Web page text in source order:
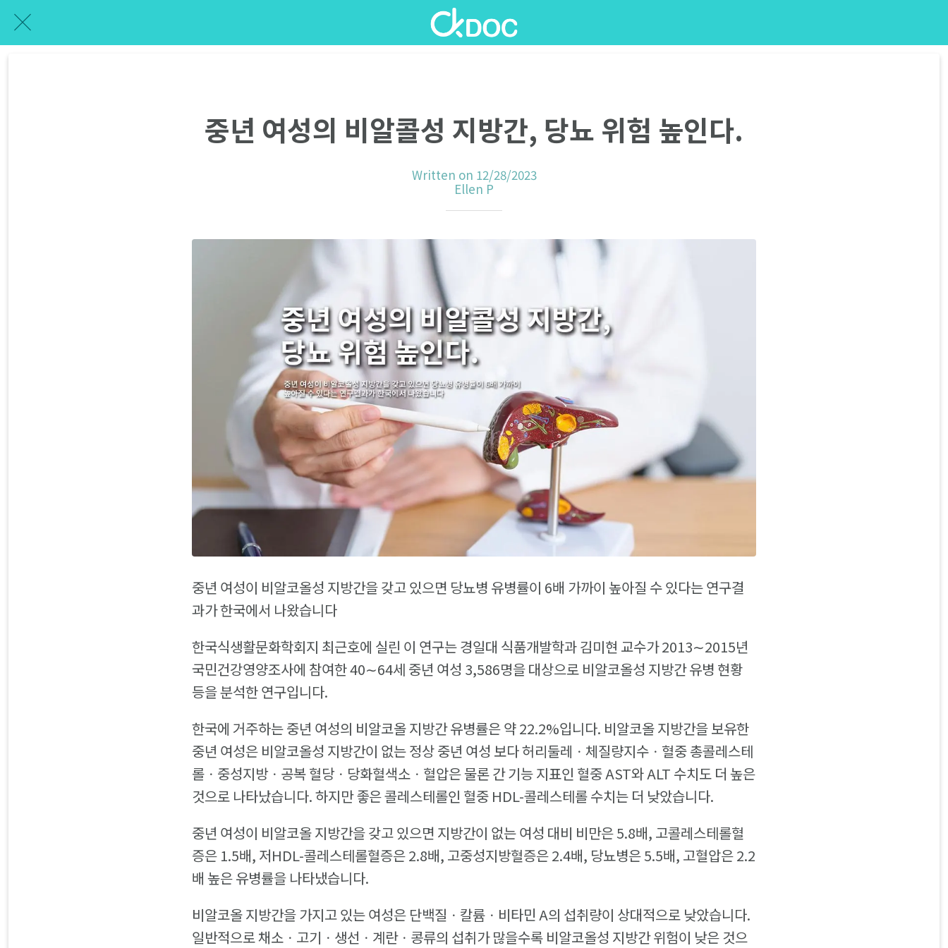
중년 여성의 비알콜성 지방간, 당뇨 위험 높인다.
Written on 12/28/2023
Ellen P
중년 여성이 비알코올성 지방간을 갖고 있으면 당뇨병 유병률이 6배 가까이 높아질 수 있다는 연구결
과가 한국에서 나왔습니다
한국식생활문화학회지 최근호에 실린 이 연구는 경일대 식품개발학과 김미현 교수가 2013∼2015년
국민건강영양조사에 참여한 40∼64세 중년 여성 3,586명을 대상으로 비알코올성 지방간 유병 현황
등을 분석한 연구입니다.
한국에 거주하는 중년 여성의 비알코올 지방간 유병률은 약 22.2%입니다. 비알코올 지방간을 보유한
중년 여성은 비알코올성 지방간이 없는 정상 중년 여성 보다 허리둘레ㆍ체질량지수ㆍ혈중 총콜레스테
롤ㆍ중성지방ㆍ공복 혈당ㆍ당화혈색소ㆍ혈압은 물론 간 기능 지표인 혈중 AST와 ALT 수치도 더 높은
것으로 나타났습니다. 하지만 좋은 콜레스테롤인 혈중 HDL-콜레스테롤 수치는 더 낮았습니다.
중년 여성이 비알코올 지방간을 갖고 있으면 지방간이 없는 여성 대비 비만은 5.8배, 고콜레스테롤혈
증은 1.5배, 저HDL-콜레스테롤혈증은 2.8배, 고중성지방혈증은 2.4배, 당뇨병은 5.5배, 고혈압은 2.2
배 높은 유병률을 나타냈습니다.
비알코올 지방간을 가지고 있는 여성은 단백질ㆍ칼륨ㆍ비타민 A의 섭취량이 상대적으로 낮았습니다.
일반적으로 채소ㆍ고기ㆍ생선ㆍ계란ㆍ콩류의 섭취가 많을수록 비알코올성 지방간 위험이 낮은 것으